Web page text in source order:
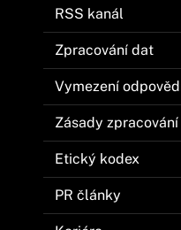
RSS kanál
Zpracování dat
Vymezení
Zásady
Etický kodex
PR články